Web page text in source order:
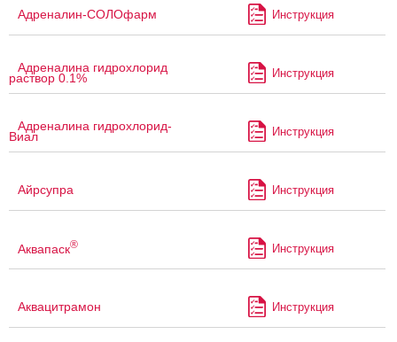
Адреналин-СОЛОфарм Инструкция
Адреналина гидрохлорид
раствор 0.1% Инструкция
Адреналина гидрохлорид-
Виал Инструкция
Айрсупра Инструкция
Аквапаск® Инструкция
Аквацитрамон Инструкция